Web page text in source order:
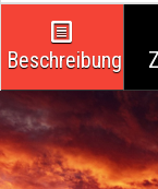
Beschreibung